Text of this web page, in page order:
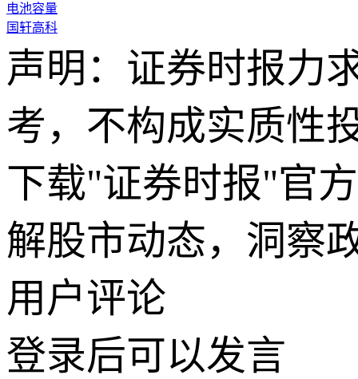
电池容量
国轩高科
声明：证券时报力
考，不构成实质性
下载"证券时报"官
解股市动态，洞察
用户评论
登录后可以发言